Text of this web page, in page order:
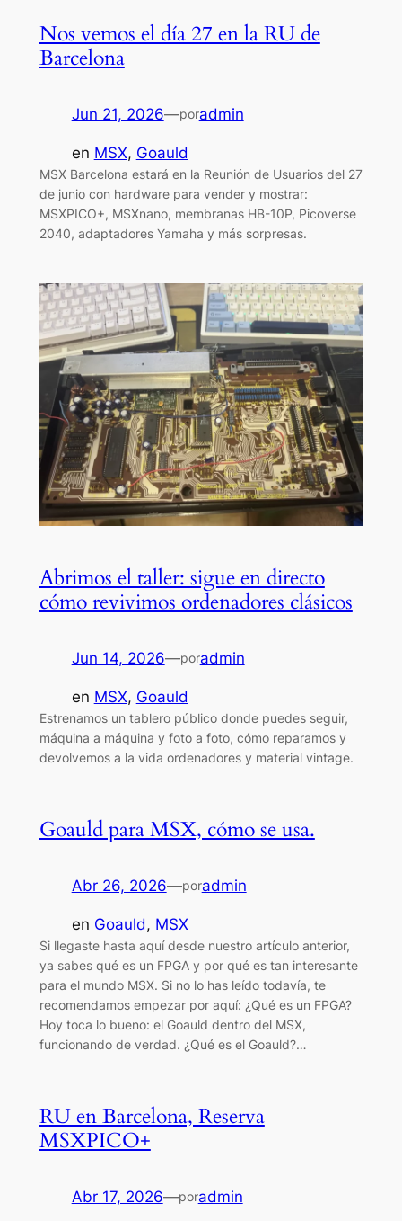
Nos vemos el día 27 en la RU de
Barcelona
Jun 21, 2026—poradmin
en MSX, Goauld
MSX Barcelona estará en la Reunión de Usuarios del 27
de junio con hardware para vender y mostrar:
MSXPICO+, MSXnano, membranas HB-10P, Picoverse
2040, adaptadores Yamaha y más sorpresas.
Abrimos el taller: sigue en directo
cómo revivimos ordenadores clásicos
Jun 14, 2026—poradmin
en MSX, Goauld
Estrenamos un tablero público donde puedes seguir,
máquina a máquina y foto a foto, cómo reparamos y
devolvemos a la vida ordenadores y material vintage.
Goauld para MSX, cómo se usa.
Abr 26, 2026—poradmin
en Goauld, MSX
Si llegaste hasta aquí desde nuestro artículo anterior,
ya sabes qué es un FPGA y por qué es tan interesante
para el mundo MSX. Si no lo has leído todavía, te
recomendamos empezar por aquí: ¿Qué es un FPGA?
Hoy toca lo bueno: el Goauld dentro del MSX,
funcionando de verdad. ¿Qué es el Goauld?…
RU en Barcelona, Reserva
MSXPICO+
Abr 17, 2026—poradmin